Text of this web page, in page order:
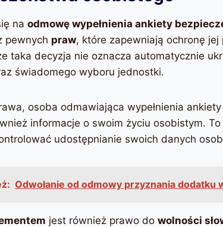
na odmowę wypełnienia ankiety
pewnych praw, które zapewniają ochronę
taka decyzja nie oznacza automatycznie
świadomego wyboru jednostki.
osoba odmawiająca wypełnienia ankiety
informacje o swoim życiu osobistym.
udostępnianie swoich danych
Odwołanie od odmowy przyznania
jest również prawo do wolności